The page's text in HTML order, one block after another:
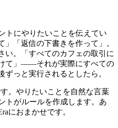
トにやりたいことを伝えてい
」「返信の下書きを作って」。
い。「すべてのカフェの取引に
て」――それが実際にすべての
っと実行されるとしたら。
。やりたいことを自然な言葉
トがルールを作成します。あ
におまかせです。